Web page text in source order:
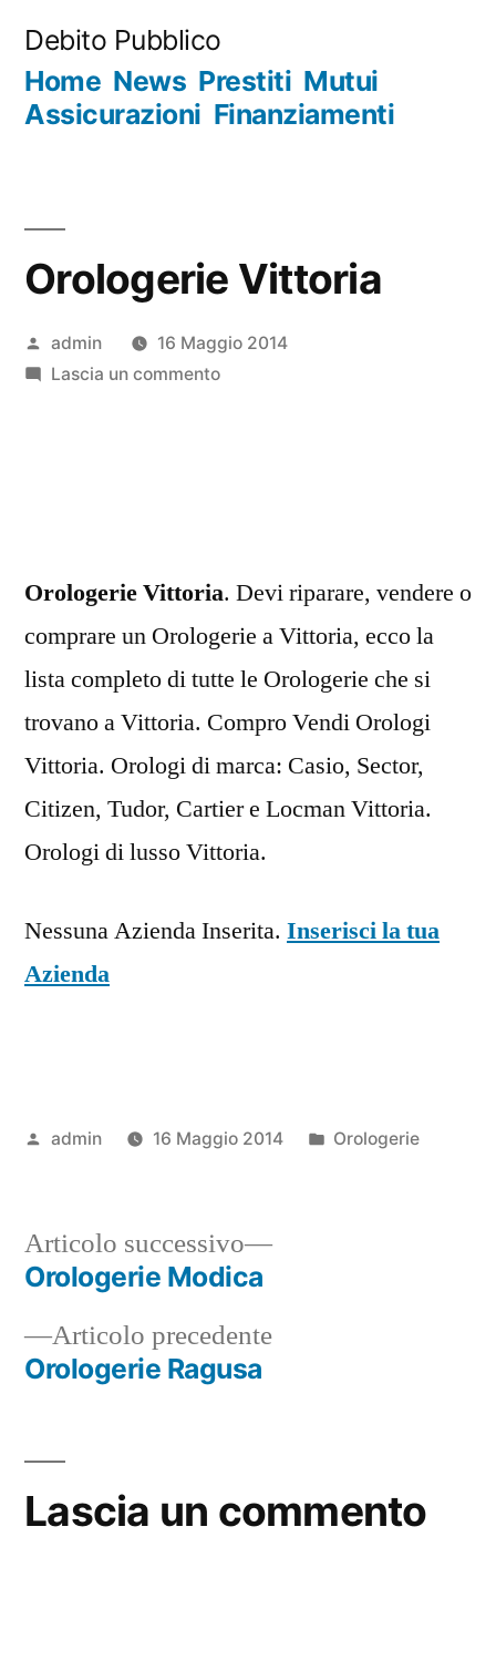
contenuto
Debito Pubblico
Home News Prestiti Mutui
Assicurazioni Finanziamenti
Orologerie Vittoria
Pubblicato
da
admin
16 Maggio 2014
Lascia un commentosu
Orologerie Vittoria. Devi riparare, vendere o
comprare un Orologerie a Vittoria, ecco la
lista completo di tutte le Orologerie che si
trovano a Vittoria. Compro Vendi Orologi
Vittoria. Orologi di marca: Casio, Sector,
Citizen, Tudor, Cartier e Locman Vittoria.
Orologi di lusso Vittoria.
Nessuna Azienda Inserita. Inserisci la tua
Azienda
Pubblicato
admin 16 Maggio 2014
Pubblicato
Orologerie
Navigazione
articoli
Articolo precedenteArticolo
Orologerie Ragusa
Articolo successivo
Articolo
Orologerie Modica
Lascia un commento